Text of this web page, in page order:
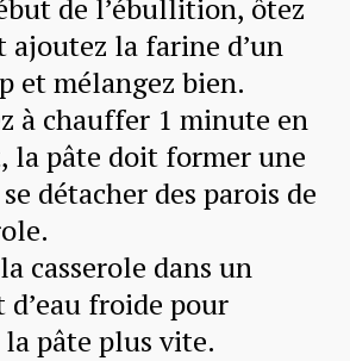
de l’ébullition, ôtez
ajoutez la farine d’un
et mélangez bien.
à chauffer 1 minute en
la pâte doit former une
détacher des parois de
casserole dans un
froide pour
pâte plus vite.